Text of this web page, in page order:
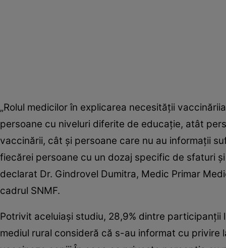
„Rolul medicilor în explicarea necesităţii
persoane cu niveluri diferite de educaţie, atât
vaccinării, cât şi persoane care nu au informaţii
fiecărei persoane cu un dozaj specific de sfaturi
declarat Dr. Gindrovel Dumitra, Medic Primar
cadrul SNMF.
Potrivit aceluiaşi studiu, 28,9% dintre
mediul rural consideră că s-au informat cu privire